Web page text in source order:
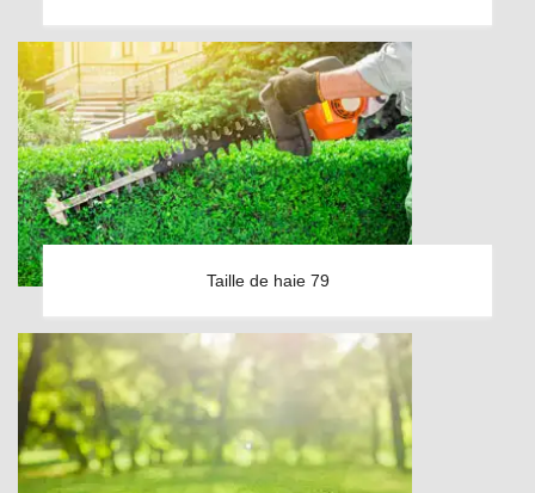
Taille de haie 79